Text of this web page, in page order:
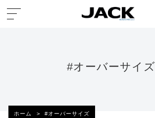
#オーバーサイズ
ホーム > #オーバーサイズ